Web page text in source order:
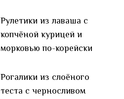
Рулетики из лаваша с
копчёной курицей и
морковью по-корейски
Рогалики из слоёного
теста с черносливом